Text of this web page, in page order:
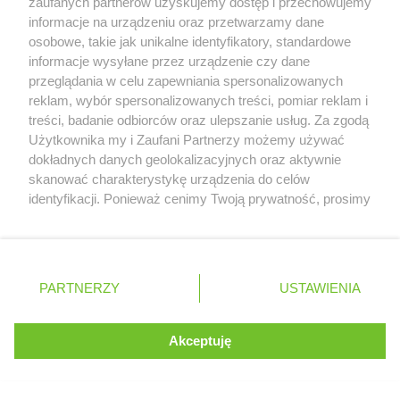
Williamsa
Trudny wyścig Haasa
Więcej informacji oGP Węgier
Czy uważasz, że przerwa wakacyjna
powinna mieć miejsce w F1?
Serwis internetowy, z którego korzystasz, używa plików
cookies. Są to pliki instalowane w urządzeniach
końcowych osób korzystających z serwisu, w celu
administrowania serwisem, poprawy jakości
Dowiedz się więcej o naszej polityce
ROZUMIEM
informacje na urządzeniu oraz przetwarzamy dane
osobowe, takie jak unikalne identyfikatory, standardowe
informacje wysyłane przez urządzenie czy dane
przeglądania w celu zapewniania spersonalizowanych
reklam, wybór spersonalizowanych treści, pomiar reklam i
treści, badanie odbiorców oraz ulepszanie usług. Za zgodą
Użytkownika my i Zaufani Partnerzy możemy używać
dokładnych danych geolokalizacyjnych oraz aktywnie
skanować charakterystykę urządzenia do celów
identyfikacji. Ponieważ cenimy Twoją prywatność, prosimy
prywatności znajdujący się w lewym dolnym rogu strony
. Niektóre rodzaje przetwarzania danych nie wymagają
takiemu przetwarzaniu. Preferencje będą miały
zastosowania tylko na tej witrynie.
PARTNERZY USTAWIENIA
Akceptuję